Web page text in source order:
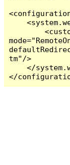
    <system.web>
        <customErrors
tm"/>
    </system.web>
</